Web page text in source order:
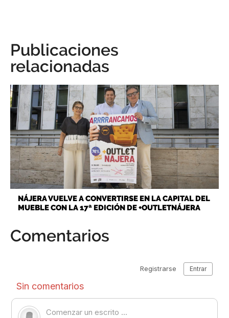
Publicaciones
relacionadas
NÁJERA VUELVE A CONVERTIRSE EN LA CAPITAL DEL
MUEBLE CON LA 17ª EDICIÓN DE +OUTLETNÁJERA
Comentarios